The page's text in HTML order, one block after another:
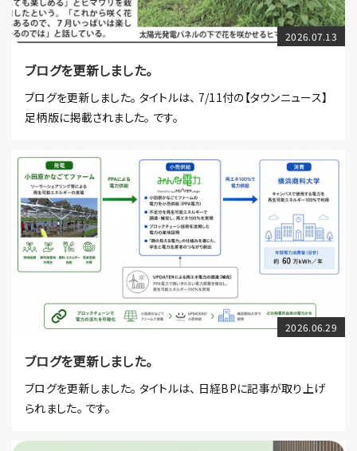
2026.07.13
ブログを更新しました。
ブログを更新しました。 タイトルは、 7/11付の【タウンニュース】
足柄版に掲載されました。 です。
2026.06.29
ブログを更新しました。
ブログを更新しました。 タイトルは、 日経BPに記事が取り上げ
られました。 です。